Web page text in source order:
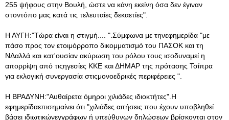
255 ψήφους στην Βουλή, ώστε να κάνη εκείνη όσα δεν έγιναν
στοντόπο μας κατά τις τελευταίες δεκαετίες".
Η ΑΥΓΗ:"Τώρα είναι η στιγμή.... ".Σύμφωνα με τηνεφημερίδα "με
πάσο προς τον ετοιμόρροπο δικομματισμό του ΠΑΣΟΚ και τη
ΝΔαλλά και κατ'ουσίαν ακύρωση του ρόλου τους ισοδυναμεί η
απορρίψη από τιςηγεσίες ΚΚΕ και ΔΗΜΑΡ της πρότασης Τσίπρα
για εκλογική συνεργασία στιςμονοεδρικές περιφέρειες ".
Η ΒΡΑΔΥΝΗ:"Αυθαίρετα όμηροι χιλιάδες ιδιοκτήτες".Η
εφημερίδαεπισημαίνει ότι "χιλιάδες αιτήσεις που έχουν υποβληθεί
βάσει ιδιωτικώνεγγράφων ή υπεύθυνων δηλώσεων βρίσκονται στον